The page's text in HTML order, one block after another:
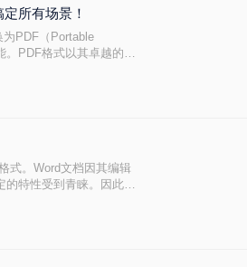
所有场景！
PDF（Portable
。PDF格式以其卓越的跨
的内容与您精心设计的
式。Word文档因其编辑
的特性受到青睐。因此，